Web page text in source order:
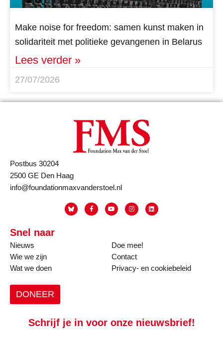
Make noise for freedom: samen kunst maken in
solidariteit met politieke gevangenen in Belarus
Lees verder »
27/07/2026
Postbus 30204
2500 GE Den Haag
info@foundationmaxvanderstoel.nl
Snel naar
Nieuws
Wie we zijn
Wat we doen
Doe mee!
Contact
Privacy- en cookiebeleid
DONEER
Schrijf je in voor onze nieuwsbrief!